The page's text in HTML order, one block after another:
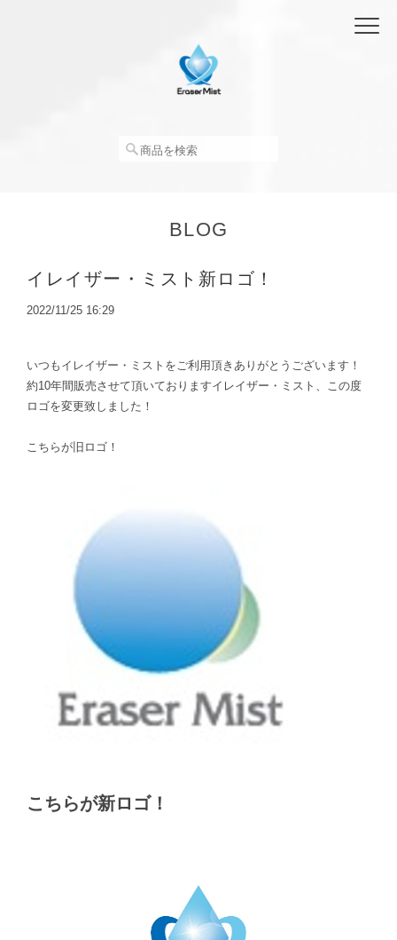
BLOG
イレイザー・ミスト新ロゴ！
2022/11/25 16:29
いつもイレイザー・ミストをご利用頂きありがとうございます！
約10年間販売させて頂いておりますイレイザー・ミスト、この度
ロゴを変更致しました！
こちらが旧ロゴ！
こちらが新ロゴ！